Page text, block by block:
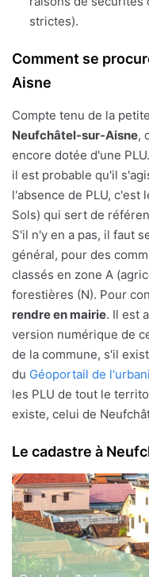
strictes).
Comment se
Aisne
Compte tenu de la
Neufchâtel-sur-Aisne,
encore dotée d'une
il est probable qu'il
l'absence de PLU, c'est
Sols) qui sert de
S'il n'y en a pas, il faut
général, pour des
classés en zone A
forestières (N). Pour
rendre en mairie. Il est
version numérique de
de la commune, s'il
du Géoportail de
les PLU de tout le
existe, celui de
Le cadastre à